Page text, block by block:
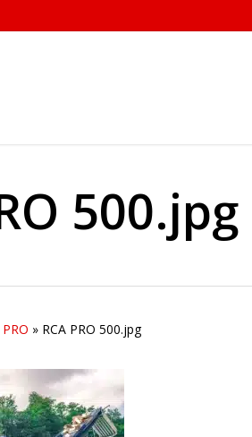
500.jpg
» RCA PRO 500.jpg